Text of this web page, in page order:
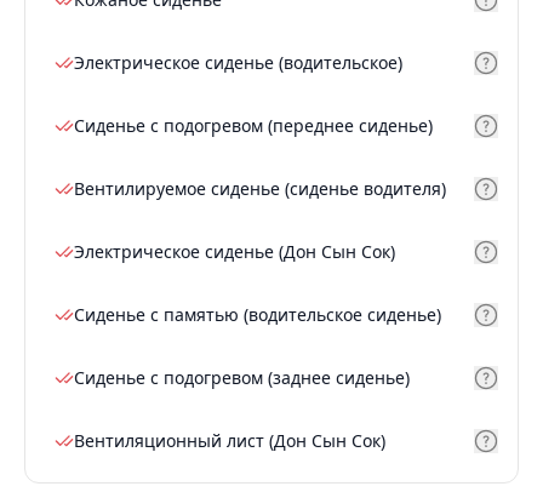
Электрическое сиденье (водительское)
Сиденье с подогревом (переднее сиденье)
Вентилируемое сиденье (сиденье водителя)
Электрическое сиденье (Дон Сын Сок)
Сиденье с памятью (водительское сиденье)
Сиденье с подогревом (заднее сиденье)
Вентиляционный лист (Дон Сын Сок)